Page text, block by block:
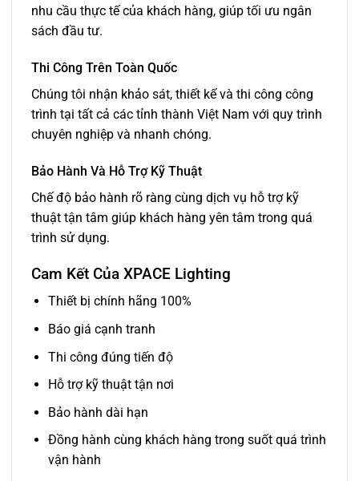
nhu cầu thực tế của khách hàng, giúp tối ưu ngân
sách đầu tư.
Thi Công Trên Toàn Quốc
Chúng tôi nhận khảo sát, thiết kế và thi công công
trình tại tất cả các tỉnh thành Việt Nam với quy trình
chuyên nghiệp và nhanh chóng.
Bảo Hành Và Hỗ Trợ Kỹ Thuật
Chế độ bảo hành rõ ràng cùng dịch vụ hỗ trợ kỹ
thuật tận tâm giúp khách hàng yên tâm trong quá
trình sử dụng.
Cam Kết Của XPACE Lighting
Thiết bị chính hãng 100%
Báo giá cạnh tranh
Thi công đúng tiến độ
Hỗ trợ kỹ thuật tận nơi
Bảo hành dài hạn
Đồng hành cùng khách hàng trong suốt quá trình
vận hành